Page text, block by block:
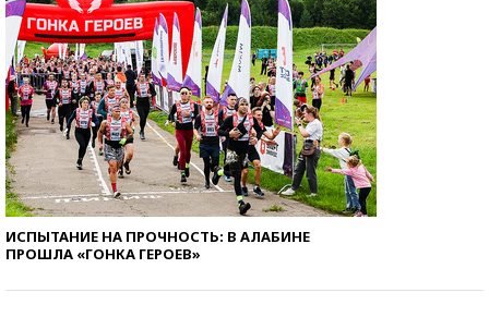
ИСПЫТАНИЕ НА ПРОЧНОСТЬ: В АЛАБИНЕ
ПРОШЛА «ГОНКА ГЕРОЕВ»